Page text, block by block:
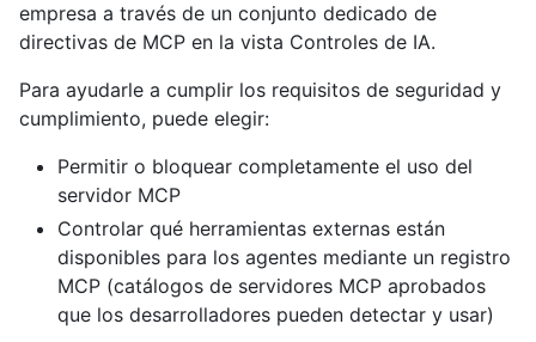
empresa a través de un conjunto dedicado de
directivas de MCP en la vista Controles de IA.
Para ayudarle a cumplir los requisitos de seguridad y
cumplimiento, puede elegir:
Permitir o bloquear completamente el uso del
servidor MCP
Controlar qué herramientas externas están
disponibles para los agentes mediante un registro
MCP (catálogos de servidores MCP aprobados
que los desarrolladores pueden detectar y usar)